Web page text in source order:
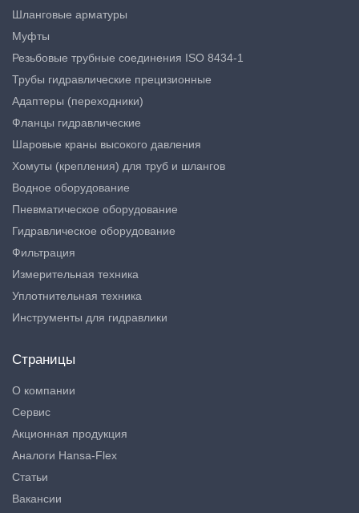
Шланговые арматуры
Муфты
Резьбовые трубные соединения ISO 8434-1
Трубы гидравлические прецизионные
Адаптеры (переходники)
Фланцы гидравлические
Шаровые краны высокого давления
Хомуты (крепления) для труб и шлангов
Водное оборудование
Пневматическое оборудование
Гидравлическое оборудование
Фильтрация
Измерительная техника
Уплотнительная техника
Инструменты для гидравлики
Страницы
О компании
Сервис
Акционная продукция
Аналоги Hansa-Flex
Статьи
Вакансии